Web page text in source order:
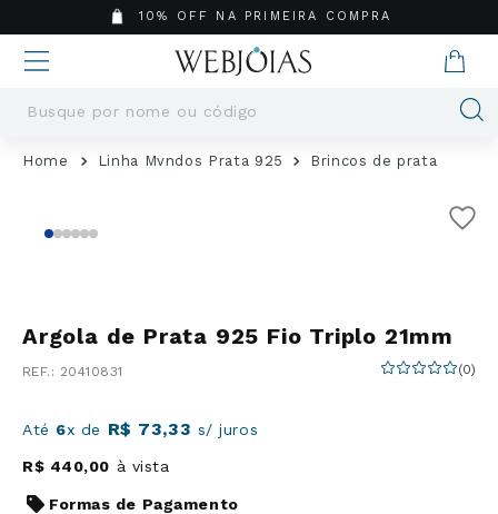
10% OFF NA PRIMEIRA COMPRA
Busque por nome ou código
Linha Mvndos Prata 925 Brincos de prata
Argola de Prata 925 Fio Triplo 21mm
: 20410831 (0)
Até 6x de R$ 73,33 s/ juros
R$ 440,00 à vista
Formas de Pagamento
Termos mais buscados
6º
Argola
7º
Pingente
9º
Corrente
10 º Moissanite